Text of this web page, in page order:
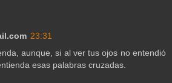
23:31
aunque, si al ver tus ojos no entendió
esas palabras cruzadas.